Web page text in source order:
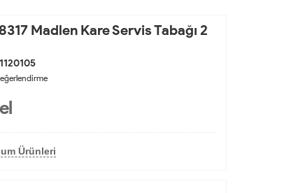
Madlen Kare Servis Tabağı 2
Ürünleri